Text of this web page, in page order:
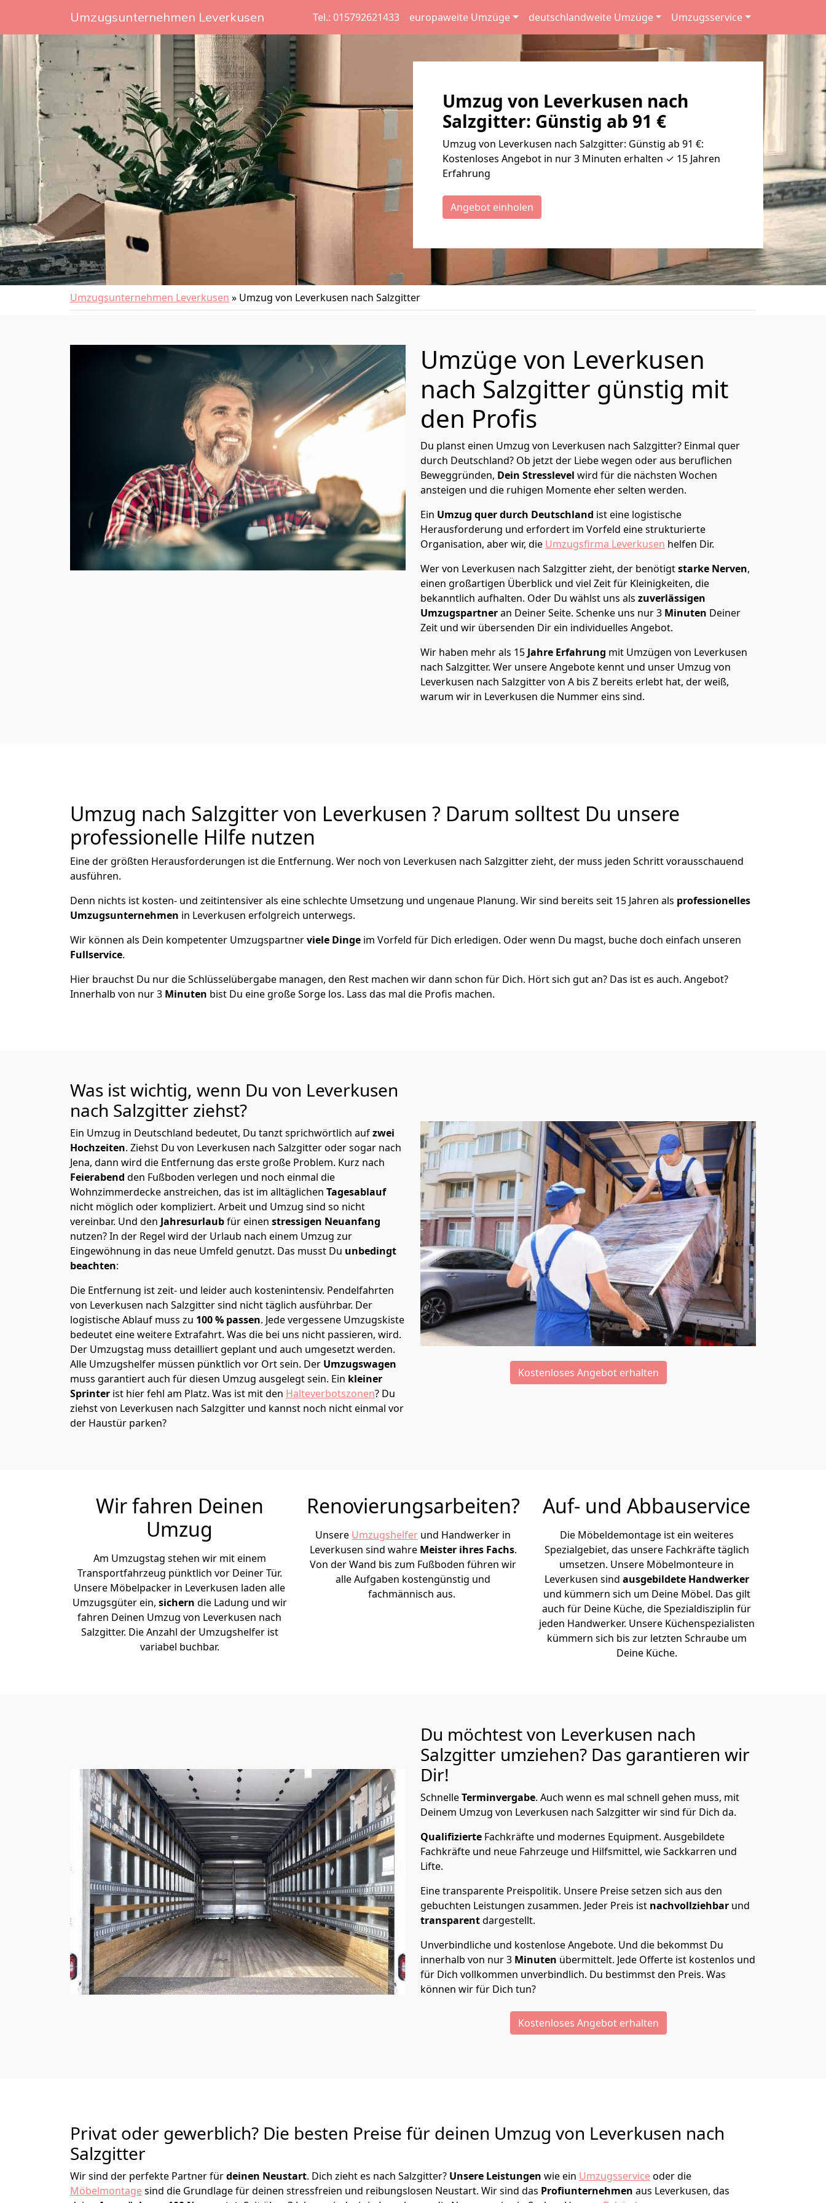
Umzugsunternehmen Leverkusen Tel.: 015792621433 europaweite Umzüge deutschlandweite Umzüge Umzugsservice
Umzug von Leverkusen nach
Salzgitter: Günstig ab 91 €
Umzug von Leverkusen nach Salzgitter: Günstig ab 91 €:
Kostenloses Angebot in nur 3 Minuten erhalten ✓ 15 Jahren
Erfahrung
Angebot einholen
Umzugsunternehmen Leverkusen » Umzug von Leverkusen nach Salzgitter
Umzüge von Leverkusen
nach Salzgitter günstig mit
den Profis
Du planst einen Umzug von Leverkusen nach Salzgitter? Einmal quer
durch Deutschland? Ob jetzt der Liebe wegen oder aus beruflichen
Beweggründen, Dein Stresslevel wird für die nächsten Wochen
ansteigen und die ruhigen Momente eher selten werden.
Ein Umzug quer durch Deutschland ist eine logistische
Herausforderung und erfordert im Vorfeld eine strukturierte
Organisation, aber wir, die Umzugsfirma Leverkusen helfen Dir.
Wer von Leverkusen nach Salzgitter zieht, der benötigtstarke Nerven,
einen großartigen Überblick und viel Zeit für Kleinigkeiten, die
bekanntlich aufhalten. Oder Du wählst uns als zuverlässigen
Umzugspartneran Deiner Seite. Schenke uns nur3 Minuten Deiner
Zeit und wir übersenden Dir ein individuelles Angebot.
Wir haben mehr als 15 Jahre Erfahrung mit Umzügen von Leverkusen
nach Salzgitter. Wer unsere Angebote kennt und unser Umzug von
Leverkusen nach Salzgitter von A bis Z bereits erlebt hat, der weiß,
warum wir in Leverkusen die Nummer eins sind.
Umzug nach Salzgitter von Leverkusen ? Darum solltest Du unsere
professionelle Hilfe nutzen
Eine der größten Herausforderungen ist die Entfernung. Wer noch von Leverkusen nach Salzgitter zieht, der muss jeden Schritt vorausschauend
ausführen.
Denn nichts ist kosten- und zeitintensiver als eine schlechte Umsetzung und ungenaue Planung. Wir sind bereits seit 15 Jahren als professionelles
Umzugsunternehmen in Leverkusen erfolgreich unterwegs.
Wir können als Dein kompetenter Umzugspartnerviele Dinge im Vorfeld für Dich erledigen. Oder wenn Du magst, buche doch einfach unseren
Fullservice.
Hier brauchst Du nur die Schlüsselübergabe managen, den Rest machen wir dann schon für Dich. Hört sich gut an? Das ist es auch. Angebot?
Innerhalb von nur 3 Minuten bist Du eine große Sorge los. Lass das mal die Profis machen.
Was ist wichtig, wenn Du von Leverkusen
nach Salzgitter ziehst?
Ein Umzug in Deutschland bedeutet, Du tanzt sprichwörtlich aufzwei
Hochzeiten. Ziehst Du von Leverkusen nach Salzgitter oder sogar nach
Jena, dann wird die Entfernung das erste große Problem. Kurz nach
Feierabend den Fußboden verlegen und noch einmal die
Wohnzimmerdecke anstreichen, das ist im alltäglichen Tagesablauf
nicht möglich oder kompliziert. Arbeit und Umzug sind so nicht
vereinbar. Und den Jahresurlaubfür einen stressigen Neuanfang
nutzen? In der Regel wird der Urlaub nach einem Umzug zur
Eingewöhnung in das neue Umfeld genutzt. Das musst Du unbedingt
beachten:
Die Entfernung ist zeit- und leider auch kostenintensiv. Pendelfahrten
von Leverkusen nach Salzgitter sind nicht täglich ausführbar. Der
logistische Ablauf muss zu 100 % passen. Jede vergessene Umzugskiste
bedeutet eine weitere Extrafahrt. Was die bei uns nicht passieren, wird.
Der Umzugstag muss detailliert geplant und auch umgesetzt werden.
Alle Umzugshelfer müssen pünktlich vor Ort sein. Der Umzugswagen
muss garantiert auch für diesen Umzug ausgelegt sein. Ein kleiner
Sprinter ist hier fehl am Platz. Was ist mit den Halteverbotszonen? Du
ziehst von Leverkusen nach Salzgitter und kannst noch nicht einmal vor
der Haustür parken?
Kostenloses Angebot erhalten
Wir fahren Deinen
Umzug
Am Umzugstag stehen wir mit einem
Transportfahrzeug pünktlich vor Deiner Tür.
Unsere Möbelpacker in Leverkusen laden alle
Umzugsgüter ein, sichern die Ladung und wir
fahren Deinen Umzug von Leverkusen nach
Salzgitter. Die Anzahl der Umzugshelfer ist
variabel buchbar.
Renovierungsarbeiten?
Unsere Umzugshelfer und Handwerker in
Leverkusen sind wahre Meister ihres Fachs.
Von der Wand bis zum Fußboden führen wir
alle Aufgaben kostengünstig und
fachmännisch aus.
Auf- und Abbauservice
Die Möbeldemontage ist ein weiteres
Spezialgebiet, das unsere Fachkräfte täglich
umsetzen. Unsere Möbelmonteure in
Leverkusen sind ausgebildete Handwerker
und kümmern sich um Deine Möbel. Das gilt
auch für Deine Küche, die Spezialdisziplin für
jeden Handwerker. Unsere Küchenspezialisten
kümmern sich bis zur letzten Schraube um
Deine Küche.
Du möchtest von Leverkusen nach
Salzgitter umziehen? Das garantieren wir
Dir!
SchnelleTerminvergabe. Auch wenn es mal schnell gehen muss, mit
Deinem Umzug von Leverkusen nach Salzgitter wir sind für Dich da.
Qualifizierte Fachkräfte und modernes Equipment. Ausgebildete
Fachkräfte und neue Fahrzeuge und Hilfsmittel, wie Sackkarren und
Lifte.
Eine transparente Preispolitik. Unsere Preise setzen sich aus den
gebuchten Leistungen zusammen. Jeder Preis ist nachvollziehbar und
transparentdargestellt.
Unverbindliche und kostenlose Angebote. Und die bekommst Du
innerhalb von nur3 Minuten übermittelt. Jede Offerte ist kostenlos und
für Dich vollkommen unverbindlich. Du bestimmst den Preis. Was
können wir für Dich tun?
Kostenloses Angebot erhalten
Privat oder gewerblich? Die besten Preise für deinen Umzug von Leverkusen nach
Salzgitter
Wir sind der perfekte Partner fürdeinen Neustart. Dich zieht es nach Salzgitter? Unsere Leistungen wie ein Umzugsserviceoder die
Möbelmontagesind die Grundlage für deinen stressfreien und reibungslosen Neustart. Wir sind das Profiunternehmen aus Leverkusen, das